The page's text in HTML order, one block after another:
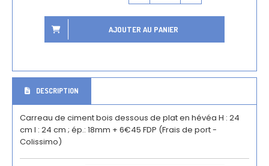
AJOUTER AU PANIER
DESCRIPTION
Carreau de ciment bois dessous de plat en hévéa H : 24
cm l : 24 cm ; ép.: 18mm + 6€45 FDP (Frais de port -
Colissimo)